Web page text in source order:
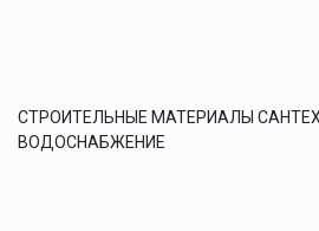
СТРОИТЕЛЬНЫЕ МАТЕРИАЛЫ
ВОДОСНАБЖЕНИЕ